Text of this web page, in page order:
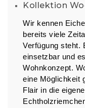
Kollektion
Wir kennen
bereits viele
Verfügung steht.
einsetzbar und
Wohnkonzept.
eine Möglichkeit
Flair in die